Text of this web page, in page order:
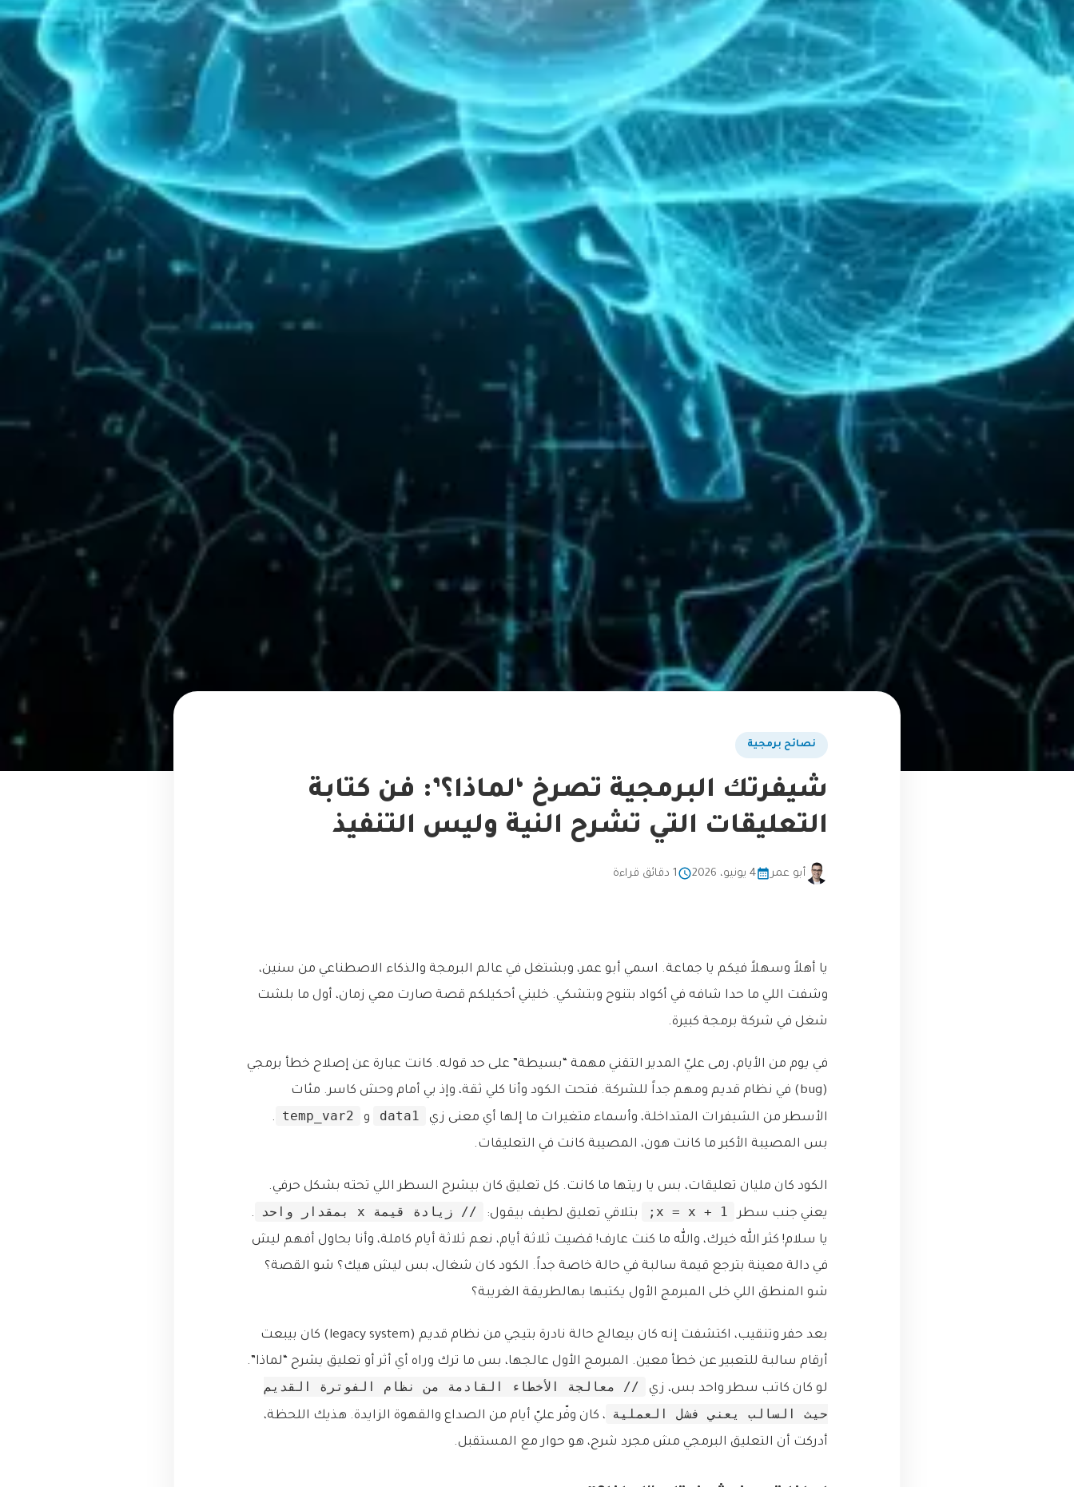
نصائح برمجية
شيفرتك البرمجية تصرخ ‘لماذا؟’: فن كتابة
التعليقات التي تشرح النية وليس التنفيذ
أبو عمر 4 يونيو، 2026 1 دقائق قراءة
يا أهلاً وسهلاً فيكم يا جماعة. اسمي أبو عمر، وبشتغل في عالم البرمجة والذكاء الاصطناعي من سنين،
وشفت اللي ما حدا شافه في أكواد بتنوح وبتشكي. خليني أحكيلكم قصة صارت معي زمان، أول ما بلشت
شغل في شركة برمجة كبيرة.
في يوم من الأيام، رمى عليّ المدير التقني مهمة “بسيطة” على حد قوله. كانت عبارة عن إصلاح خطأ برمجي
(bug) في نظام قديم ومهم جداً للشركة. فتحت الكود وأنا كلي ثقة، وإذ بي أمام وحش كاسر. مئات
الأسطر من الشيفرات المتداخلة، وأسماء متغيرات ما إلها أي معنى زي
data1 و temp_var2
.
بس المصيبة الأكبر ما كانت هون، المصيبة كانت في التعليقات.
الكود كان مليان تعليقات، بس يا ريتها ما كانت. كل تعليق كان بيشرح السطر اللي تحته بشكل حرفي.
يعني جنب سطر
x = x + 1; بتلاقي تعليق لطيف بيقول: // زيادة قيمة x بمقدار واحد
.
يا سلام! كثر الله خيرك، والله ما كنت عارف! قضيت ثلاثة أيام، نعم ثلاثة أيام كاملة، وأنا بحاول أفهم ليش
في دالة معينة بترجع قيمة سالبة في حالة خاصة جداً. الكود كان شغال، بس ليش هيك؟ شو القصة؟
شو المنطق اللي خلى المبرمج الأول يكتبها بهالطريقة الغريبة؟
بعد حفر وتنقيب، اكتشفت إنه كان بيعالج حالة نادرة بتيجي من نظام قديم (legacy system) كان بيبعت
أرقام سالبة للتعبير عن خطأ معين. المبرمج الأول عالجها، بس ما ترك وراه أي أثر أو تعليق يشرح “لماذا”.
لو كان كاتب سطر واحد بس، زي
// معالجة الأخطاء القادمة من نظام الفوترة القديم
حيث السالب يعني فشل العملية
، كان وفّر عليّ أيام من الصداع والقهوة الزايدة. هذيك اللحظة،
أدركت أن التعليق البرمجي مش مجرد شرح، هو حوار مع المستقبل.